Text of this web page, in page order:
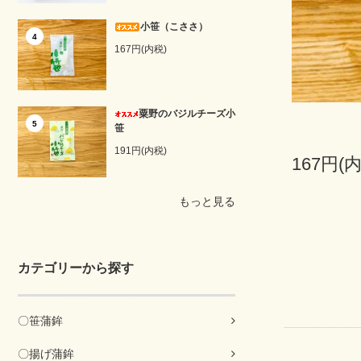
4
小笹（こささ）
167円(内税)
5
粟野のバジルチーズ小
笹
191円(内税)
もっと見る
カテゴリーから探す
〇笹蒲鉾
〇揚げ蒲鉾
167円(